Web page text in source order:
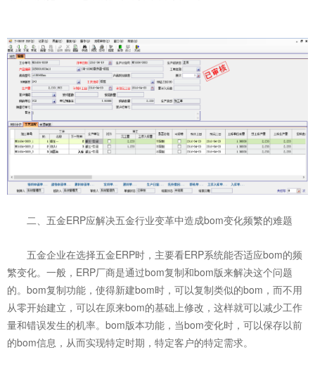
二、五金ERP应解决五金行业变革中造成bom变化频繁的难题
五金企业在选择五金ERP时，主要看ERP系统能否适应bom的频
繁变化。一般，ERP厂商是通过bom复制和bom版来解决这个问题
的。bom复制功能，使得新建bom时，可以复制类似的bom，而不用
从零开始建立，可以在原来bom的基础上修改，这样就可以减少工作
量和错误发生的机率。bom版本功能，当bom变化时，可以保存以前
的bom信息，从而实现特定时期，特定客户的特定需求。